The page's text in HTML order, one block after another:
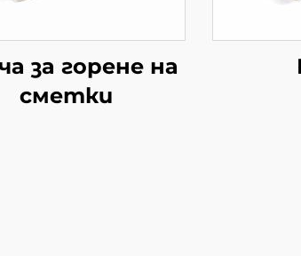
за горене на
сметки